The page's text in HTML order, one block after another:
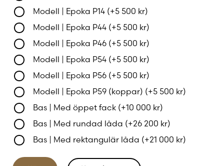
för att harmoniera med hemmets stil och
inredning.
Egenskaper och fördelar
Långvarig värmelagring för jämn och
behaglig värme
Praktisk inbyggd ugn för matlagning och
bakning
Eldfast material som optimerar
värmeeffekten
Modell | Epoka P14 (+5 500 kr)
Modell | Epoka P44 (+5 500 kr)
Modell | Epoka P46 (+5 500 kr)
Modell | Epoka P54 (+5 500 kr)
Modell | Epoka P56 (+5 500 kr)
Modell | Epoka P59 (koppar) (+5 500 kr)
Bas | Med öppet fack (+10 000 kr)
Bas | Med rundad låda (+26 200 kr)
Bas | Med rektangulär låda (+21 000 kr)